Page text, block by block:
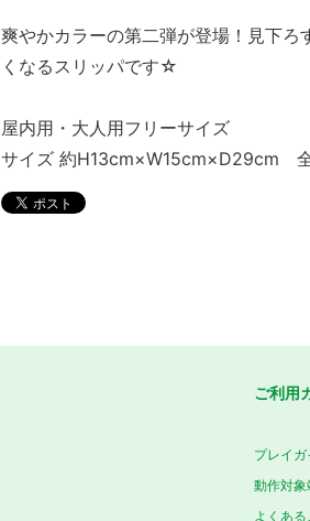
爽やかカラーの第二弾が登場！見下ろ
くなるスリッパです☆
屋内用・大人用フリーサイズ
サイズ 約H13cm×W15cm×D29cm
ご利用
プレイガ
動作対象
よくある